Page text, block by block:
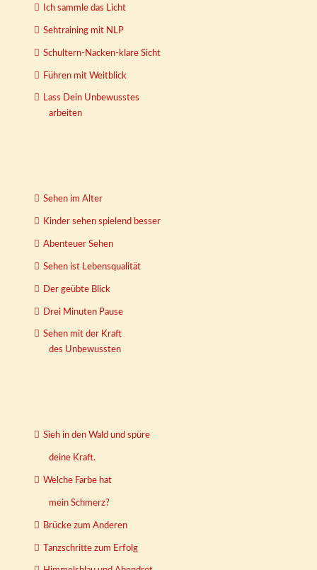
Ich sammle das Licht
Sehtraining mit NLP
Schultern-Nacken-klare Sicht
Führen mit Weitblick
Lass Dein Unbewusstes
arbeiten
Sehen im Alter
Kinder sehen spielend besser
Abenteuer Sehen
Sehen ist Lebensqualität
Der geübte Blick
Drei Minuten Pause
Sehen mit der Kraft
des Unbewussten
Sieh in den Wald und spüre
deine Kraft.
Welche Farbe hat
mein Schmerz?
Brücke zum Anderen
Tanzschritte zum Erfolg